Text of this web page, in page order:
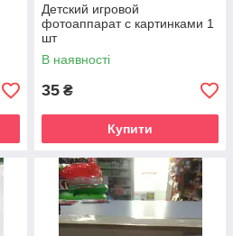
Детский игровой
фотоаппарат с картинками 1
шт
В наявності
35 ₴
Купити